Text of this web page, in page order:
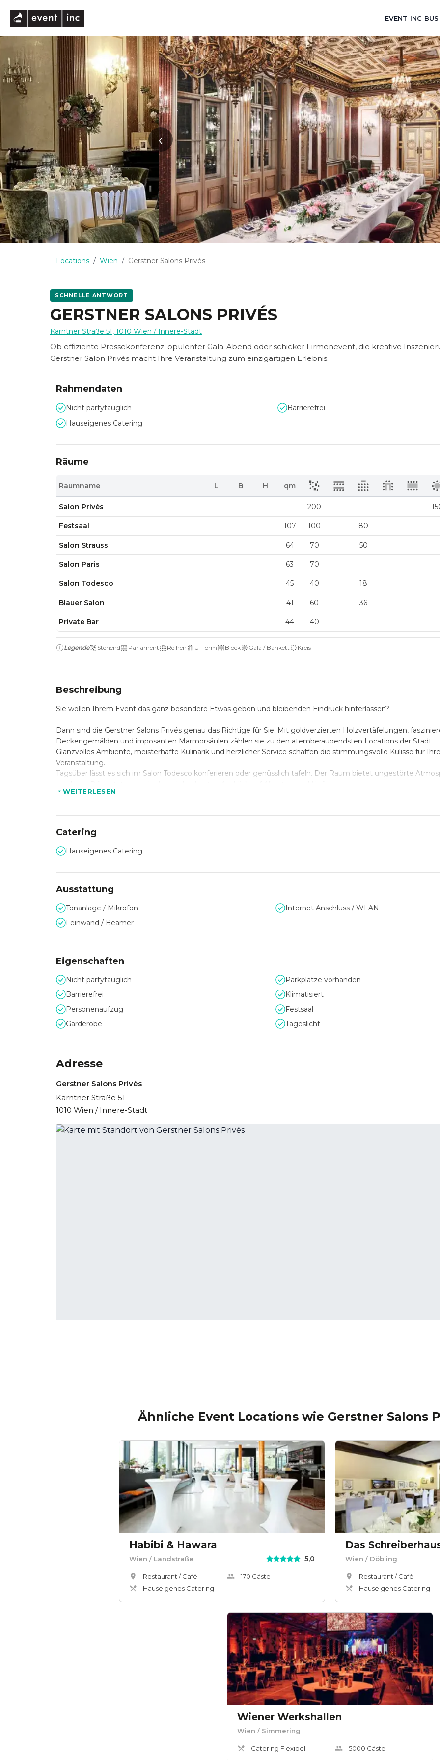
EVENT INC
‹
Locations Wien Gerstner Salons Privés
SCHNELLE ANTWORT
GERSTNER SALONS PRIVÉS
Kärntner Straße 51, 1010 Wien / Innere-Stadt
Ob effiziente Pressekonferenz, opulenter Gala-Abend oder schicker Firmenevent, die kreative
Gerstner Salon Privés macht Ihre Veranstaltung zum einzigartigen Erlebnis.
Rahmendaten
Nicht partytauglich
Barrierefrei
Hauseigenes Catering
Räume
Raumname L B H qm
Salon Privés 200
Festsaal 107 100 80
Salon Strauss 64 70 50
Salon Paris 63 70
Salon Todesco 45 40 18
Blauer Salon 41 60 36
Private Bar 44 40
Legende Stehend Parlament Reihen U-Form Block Gala / Bankett Kreis
Beschreibung
Sie wollen Ihrem Event das ganz besondere Etwas geben und bleibenden Eindruck hinterlassen?
Dann sind die Gerstner Salons Privés genau das Richtige für Sie. Mit goldverzierten Holzvertäfelungen,
Deckengemälden und imposanten Marmorsäulen zählen sie zu den atemberaubendsten Locations der Stadt.
Glanzvolles Ambiente, meisterhafte Kulinarik und herzlicher Service schaffen die stimmungsvolle Kulisse für Ihre
Veranstaltung.
Tagsüber lässt es sich im Salon Todesco konferieren oder genüsslich tafeln. Der Raum bietet ungestörte
WEITERLESEN
Catering
Hauseigenes Catering
Ausstattung
Tonanlage / Mikrofon
Internet Anschluss / WLAN
Leinwand / Beamer
Eigenschaften
Nicht partytauglich
Parkplätze vorhanden
Barrierefrei
Klimatisiert
Personenaufzug
Festsaal
Garderobe
Tageslicht
Adresse
Gerstner Salons Privés
Kärntner Straße 51
1010 Wien / Innere-Stadt
Ähnliche Event Locations wie Gerstner Salons
Habibi & Hawara
Wien / Landstraße 5,0
Restaurant / Café
Hauseigenes Catering
170 Gäste
Das
Wien / Döbling
Restaurant / Café
Hauseigenes Catering
Wiener Werkshallen
Wien / Simmering
Catering Flexibel 5000 Gäste